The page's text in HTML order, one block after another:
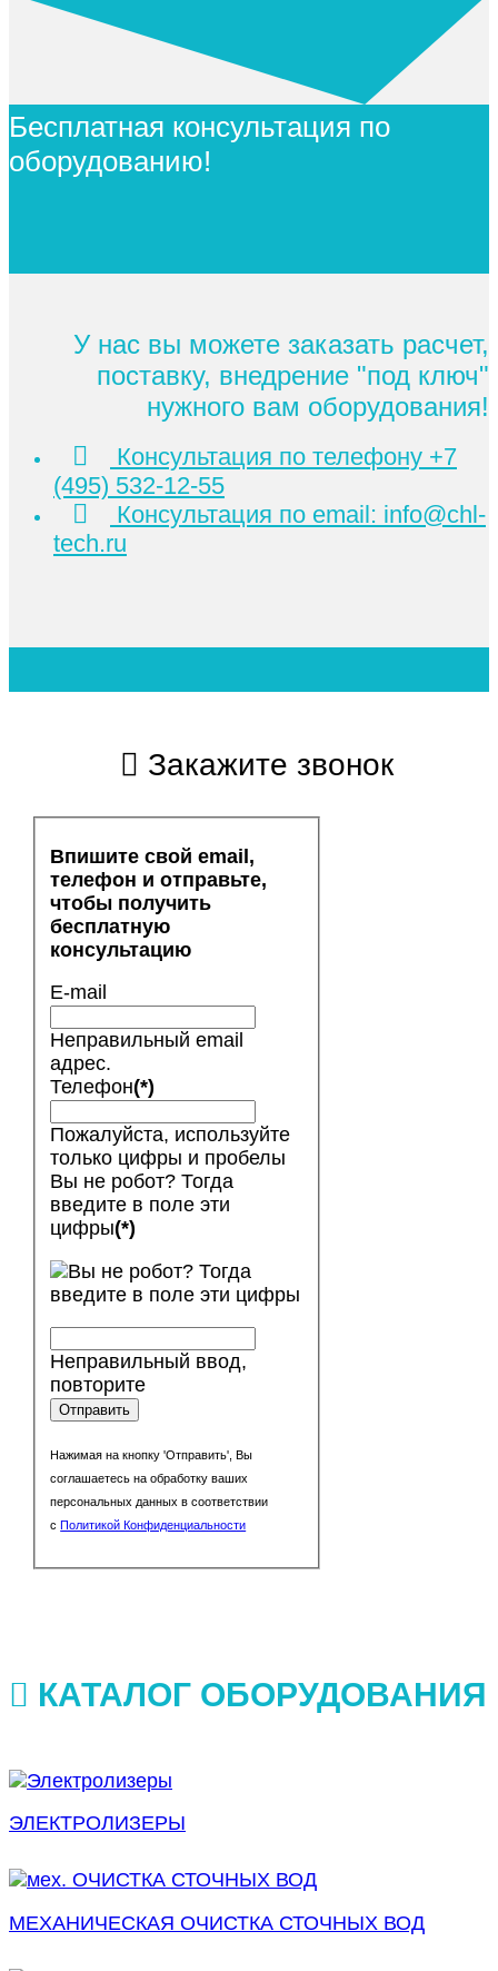
Бесплатная консультация по
оборудованию!
У нас вы можете заказать расчет,
поставку, внедрение "под ключ"
нужного вам оборудования!
Консультация по телефону +7
(495) 532-12-55
Консультация по email: info@chl-
tech.ru
Закажите звонок
Впишите свой email,
телефон и отправьте,
чтобы получить
бесплатную
консультацию
E-mail
Неправильный email
адрес.
Телефон(*)
Пожалуйста, используйте
только цифры и пробелы
Вы не робот? Тогда
введите в поле эти
цифры(*)
Неправильный ввод,
повторите
Отправить
Нажимая на кнопку 'Отправить', Вы
соглашаетесь на обработку ваших
персональных данных в соответствии
сПолитикой Конфиденциальности
КАТАЛОГ ОБОРУДОВАНИЯ
ЭЛЕКТРОЛИЗЕРЫ
МЕХАНИЧЕСКАЯ ОЧИСТКА СТОЧНЫХ ВОД